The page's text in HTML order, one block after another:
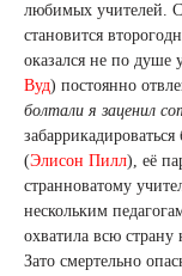
любимых учителей.
становится
оказался не по душе
Вуд) постоянно
болтали я заценил
(Элисон Пилл), её
странноватому
нескольким
охватила всю
Зато смертельно